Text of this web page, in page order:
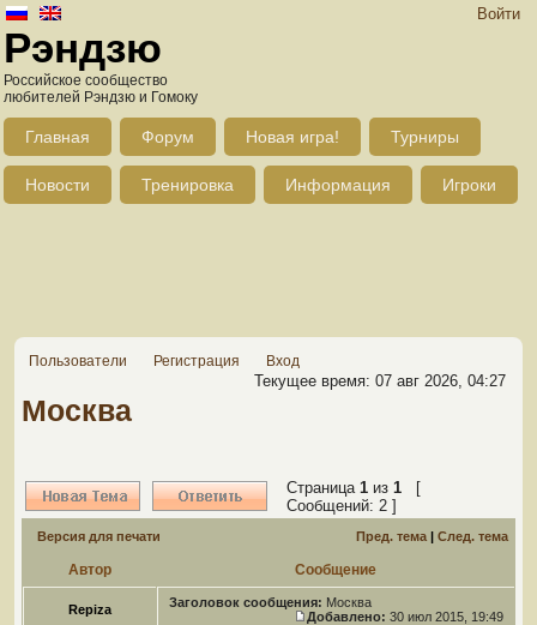
Войти
Рэндзю
Российское сообщество
любителей Рэндзю и Гомоку
Главная Форум Новая игра! Турниры
Новости Тренировка Информация Игроки
Пользователи Регистрация Вход
Текущее время: 07 авг 2026, 04:27
Москва
Страница 1 из 1 [
Сообщений: 2 ]
Версия для печати Пред. тема | След. тема
Автор Сообщение
Repiza Заголовок сообщения: Москва
Добавлено: 30 июл 2015, 19:49